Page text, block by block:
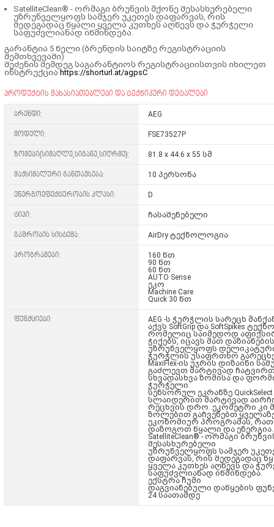
SatelliteClean® - ორმაგი ბრუნვის მქონე შესასხურებელი
უზრუნველყოფს სამჯერ უკეთეს დაფარვას, რის
შედეგადაც წყალი ყველა კუთხეს აღწევს და ჭურჭელი
საფუძვლიანად იწმინდება.
გარანტია 5 წელი (ბრენდის საიტზე რეგისტრაციის
შემთხვევაში)
შეძენის შემდეგ საგარანტიოს რეგისტრაციისთვის იხილეთ
ინსტრუქციაhttps://shorturl.at/agpsC
პროდუქტის მახასიათებლები და ტექნიკური დეტალები
ბრენდი: AEG
მოდელი: FSE73527P
ზომები(სიმაღლე,სიგანე,სიღრმე): 81.8 x 44.6 x 55 სმ
მაქსიმალური განთავსება: 10 პერსონა
ენერგოეფექტურობის კლასი: D
ტიპი: ჩასაშენებელი
გაშრობის სისტემა: AirDry ტექნოლოგია
პროგრამები:
160 წთ
90 წთ
60 წთ
AUTO Sense
ეკო
Machine Care
Quick 30 წთ
ფუნქციები:
AEG -ს ჭურჭლის სარეცხ
აქვს SoftGripდა SoftSpikes
რომელიც საიმედოდ
ჭიქებს, იცავს მათ
უზრუნველყოფს
ჭურჭლის უსაფრთხო
MaxiFlex-ის უჯრის დიზაინი
გაძლევთ მარტივად
სხვადასხვა ზომისა და
ჭურჭელი.
სენსორულ ეკრანზე QuickSelect
სლაიდერით მარტივად
რეცხვის დრო. ეკომეტრი კი
ზოლებით გაჩვენებთ
ეკონომიურ პროგრამას,
დაზოგოთ წყალი და ენერგია.
SatelliteClean® - ორმაგი
შესასხურებელი
უზრუნველყოფს სამჯერ
დაფარვას , რის შედეგადაც
ყველა კუთხეს აღწევს და
საფუძვლიანად იწმინდება.
ექსტრა ჩუმი
დაგვიანებული დაწყების
24 საათამდე